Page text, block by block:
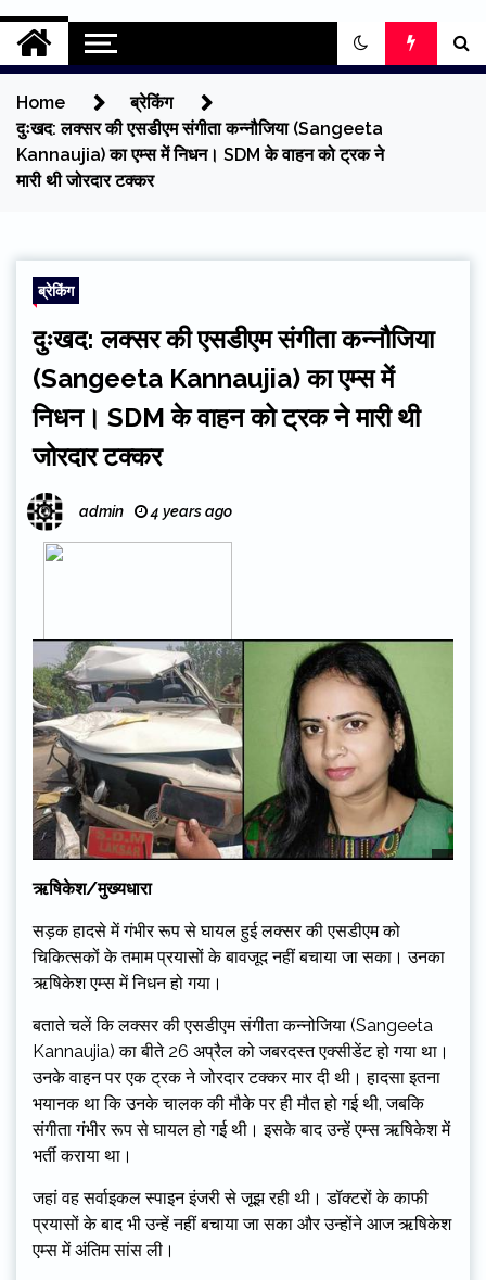
Mukhyadhara
Aapki Aawaz
Home
ब्रेकिंग
दुःखद: लक्सर की एसडीएम संगीता कन्नौजिया (Sangeeta
Kannaujia) का एम्स में निधन। SDM के वाहन को ट्रक ने
मारी थी जोरदार टक्कर
ब्रेकिंग
दुःखद: लक्सर की एसडीएम संगीता कन्नौजिया
(Sangeeta Kannaujia) का एम्स में
निधन। SDM के वाहन को ट्रक ने मारी थी
जोरदार टक्कर
admin 4 years ago
ऋषिकेश/मुख्यधारा
सड़क हादसे में गंभीर रूप से घायल हुई लक्सर की एसडीएम को
चिकित्सकों के तमाम प्रयासों के बावजूद नहीं बचाया जा सका। उनका
ऋषिकेश एम्स में निधन हो गया।
बताते चलें कि लक्सर की एसडीएम संगीता कन्नोजिया (Sangeeta
Kannaujia) का बीते 26 अप्रैल को जबरदस्त एक्सीडेंट हो गया था।
उनके वाहन पर एक ट्रक ने जोरदार टक्कर मार दी थी। हादसा इतना
भयानक था कि उनके चालक की मौके पर ही मौत हो गई थी, जबकि
संगीता गंभीर रूप से घायल हो गई थी। इसके बाद उन्हें एम्स ऋषिकेश में
भर्ती कराया था।
जहां वह सर्वाइकल स्पाइन इंजरी से जूझ रही थी। डॉक्टरों के काफी
प्रयासों के बाद भी उन्हें नहीं बचाया जा सका और उन्होंने आज ऋषिकेश
एम्स में अंतिम सांस ली।